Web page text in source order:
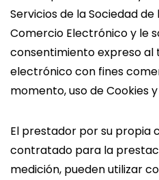
Servicios de la Sociedad
Comercio Electrónico y le
consentimiento expreso
electrónico con fines
momento, uso de Cookies
El prestador por su propia
contratado para la
medición, pueden utilizar